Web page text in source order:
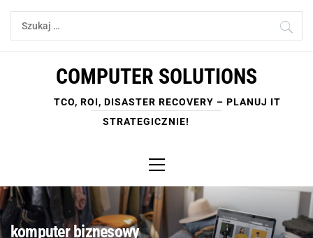
Skip
Szukaj:
COMPUTER SOLUTIONS
TCO, ROI, DISASTER RECOVERY – PLANUJ IT
STRATEGICZNIE!
Menu
komputer biznesowy